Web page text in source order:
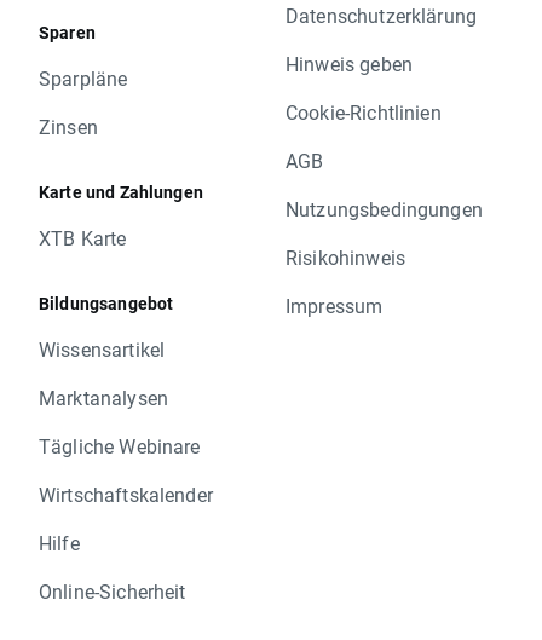
Sparen
Sparpläne
Zinsen
Karte und Zahlungen
XTB Karte
Bildungsangebot
Wissensartikel
Marktanalysen
Tägliche Webinare
Wirtschaftskalender
Hilfe
Online-Sicherheit
Datenschutzerklärung
Hinweis geben
Cookie-Richtlinien
AGB
Nutzungsbedingungen
Risikohinweis
Impressum